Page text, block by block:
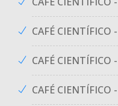
CAFÉ CIENTÍFICO
CAFÉ CIENTÍFICO
CAFÉ